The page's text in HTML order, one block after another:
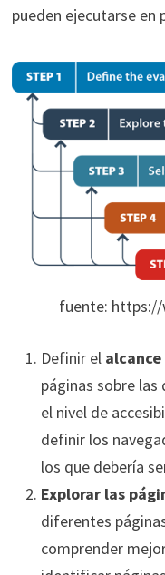
pueden ejecutarse en
fuente: https://
Definir el
páginas sobre las
el nivel de
definir los
los que debería
Explorar las
diferentes
comprender